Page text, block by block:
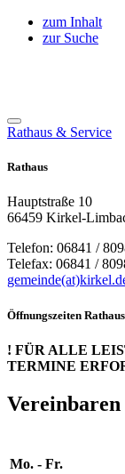
zum Inhalt
zur Suche
Rathaus & Service
Rathaus
Hauptstraße 10
66459 Kirkel-
Telefon: 06841 /
Telefax: 06841 /
Öffnungszeiten Rathaus
! FÜR ALLE
TERMINE
Vereinbaren
Mo. - Fr.